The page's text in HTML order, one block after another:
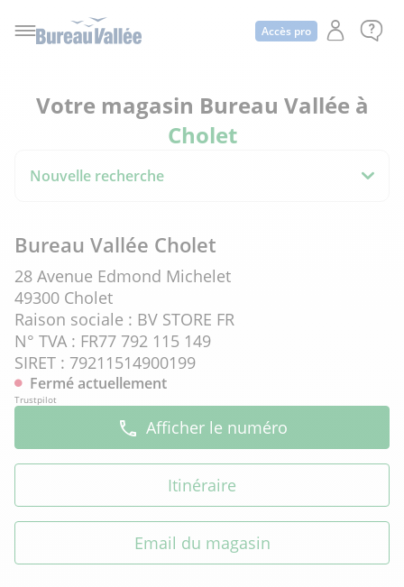
Accès pro
Votre magasin Bureau Vallée à
Cholet
Nouvelle recherche
Bureau Vallée Cholet
28 Avenue Edmond Michelet
49300 Cholet
Raison sociale : BV STORE FR
N° TVA : FR77 792 115 149
SIRET : 79211514900199
Fermé actuellement
Trustpilot
Afficher le numéro
Itinéraire
Email du magasin